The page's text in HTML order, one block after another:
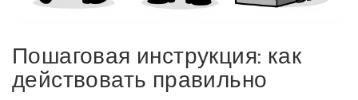
Пошаговая инструкция: как
действовать правильно